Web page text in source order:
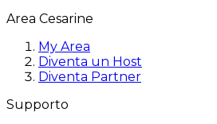
Area Cesarine
My Area
Diventa un Host
Diventa Partner
Supporto